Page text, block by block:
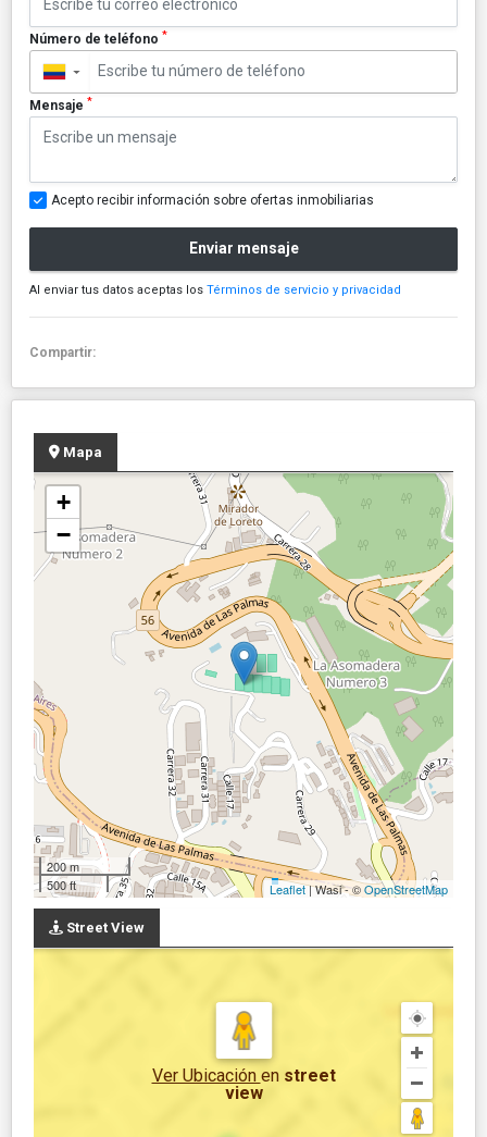
Número de teléfono *
▼
Mensaje *
Acepto recibir información sobre ofertas inmobiliarias
Enviar mensaje
Al enviar tus datos aceptas los Términos de servicio y privacidad
Compartir:
Mapa
+
−
200 m
500 ft
Leaflet| Wasi - ©OpenStreetMap
Street View
Ver Ubicación en street
view